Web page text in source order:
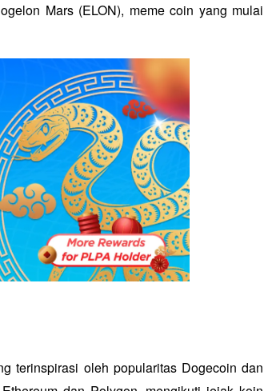
Mars (ELON), meme coin yang mulai
terinspirasi oleh popularitas Dogecoin dan